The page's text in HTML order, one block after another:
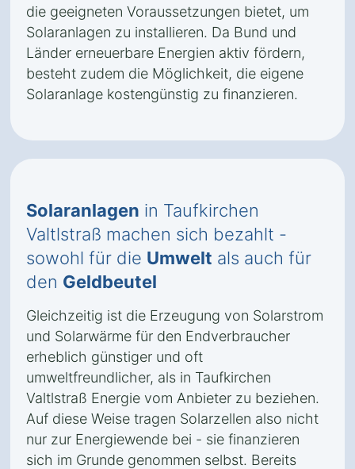
die geeigneten Voraussetzungen bietet, um
Solaranlagen zu installieren. Da Bund und
Länder erneuerbare Energien aktiv fördern,
besteht zudem die Möglichkeit, die eigene
Solaranlage kostengünstig zu finanzieren.
Solaranlagen in Taufkirchen
Valtlstraß machen sich bezahlt -
sowohl für die Umwelt als auch für
den Geldbeutel
Gleichzeitig ist die Erzeugung von Solarstrom
und Solarwärme für den Endverbraucher
erheblich günstiger und oft
umweltfreundlicher, als in Taufkirchen
Valtlstraß Energie vom Anbieter zu beziehen.
Auf diese Weise tragen Solarzellen also nicht
nur zur Energiewende bei - sie finanzieren
sich im Grunde genommen selbst. Bereits